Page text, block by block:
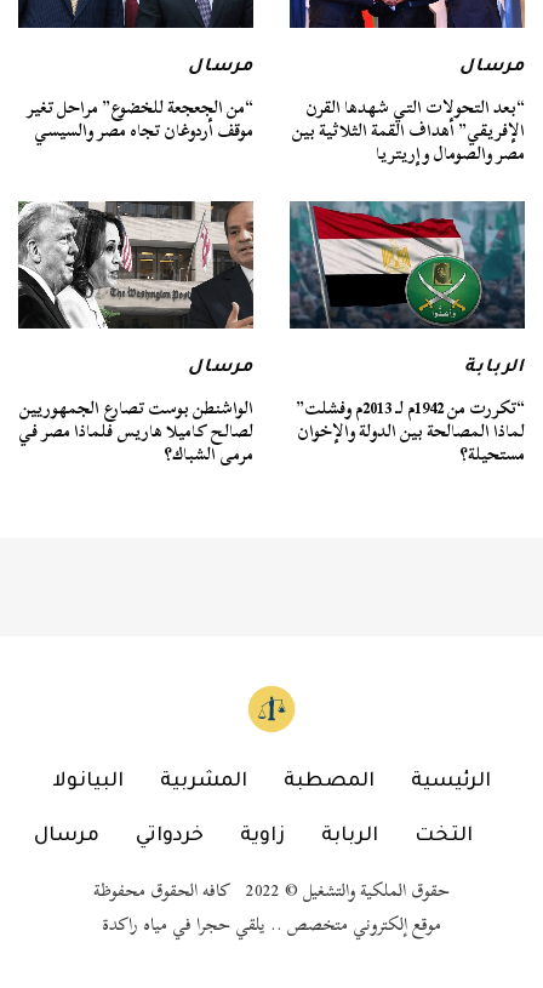
مرسال
“بعد التحولات التي شهدها القرن
الإفريقي” أهداف القمة الثلاثية بين
مصر والصومال وإريتريا
مرسال
“من الجعجعة للخضوع” مراحل تغير
موقف أردوغان تجاه مصر والسيسي
الربابة
“تكررت من 1942م لـ 2013م وفشلت”
لماذا المصالحة بين الدولة والإخوان
مستحيلة؟
مرسال
الواشنطن بوست تصارع الجمهوريين
لصالح كاميلا هاريس فلماذا مصر في
مرمى الشباك؟
الرئيسية المصطبة المشربية البيانولا
التخت الربابة زاوية خردواتي مرسال
حقوق الملكية والتشغيل © 2022 كافه الحقوق محفوظة
موقع إلكتروني متخصص .. يلقي حجرا في مياه راكدة